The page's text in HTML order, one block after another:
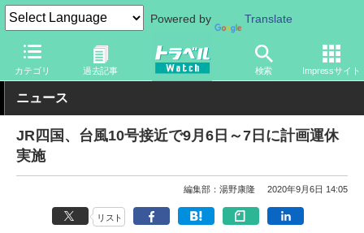
Powered by Translate
カテゴリ 過去記事 検索 Impressサイト
トラベル Watch 企業・政府・官庁 鉄道 JR
ニュース
JR四国、台風10号接近で9月6日～7日に計画運休
実施
編集部：湯野康隆 2020年9月6日 14:05
リスト